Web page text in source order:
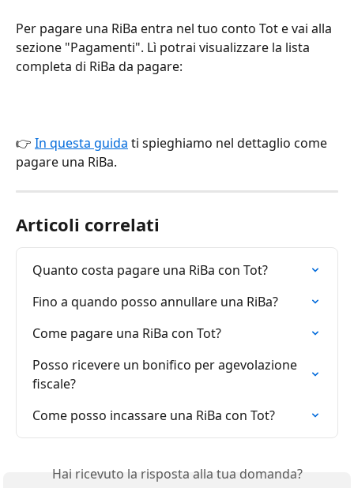
Per pagare una RiBa entra nel tuo conto Tot e vai alla
sezione "Pagamenti". Lì potrai visualizzare la lista
completa di RiBa da pagare:
👉 In questa guida ti spieghiamo nel dettaglio come
pagare una RiBa.
Articoli correlati
Quanto costa pagare una RiBa con Tot?
Fino a quando posso annullare una RiBa?
Come pagare una RiBa con Tot?
Posso ricevere un bonifico per agevolazione
fiscale?
Come posso incassare una RiBa con Tot?
Hai ricevuto la risposta alla tua domanda?